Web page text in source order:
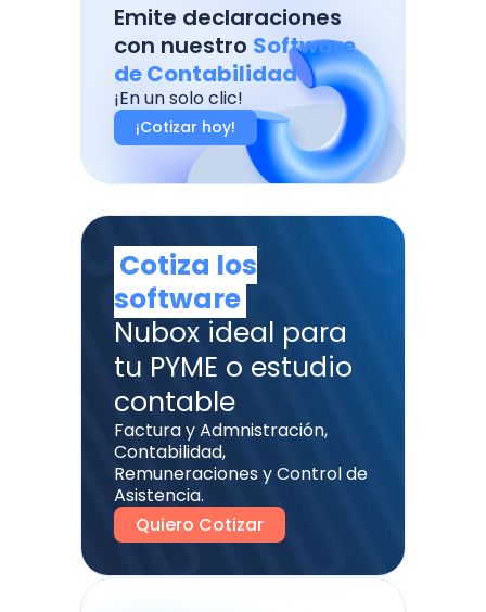
Emite declaraciones
con nuestro Software
de Contabilidad
¡En un solo clic!
¡Cotizar hoy!
Cotiza los
software
Nubox ideal para
tu PYME o estudio
contable
Factura y Admnistración,
Contabilidad,
Remuneraciones y Control de
Asistencia.
Quiero Cotizar